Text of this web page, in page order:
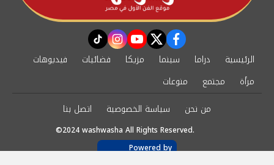
facebook
twitter
youtube
instagram
tiktok
الرئيسية دراما سينما مزيكا فضائيات
فيديوهات
مرأة
مجتمع
منوعات
من نحن
سياسة الخصوصية اتصل بنا
©2024 washwasha All Rights Reserved.
Powered by